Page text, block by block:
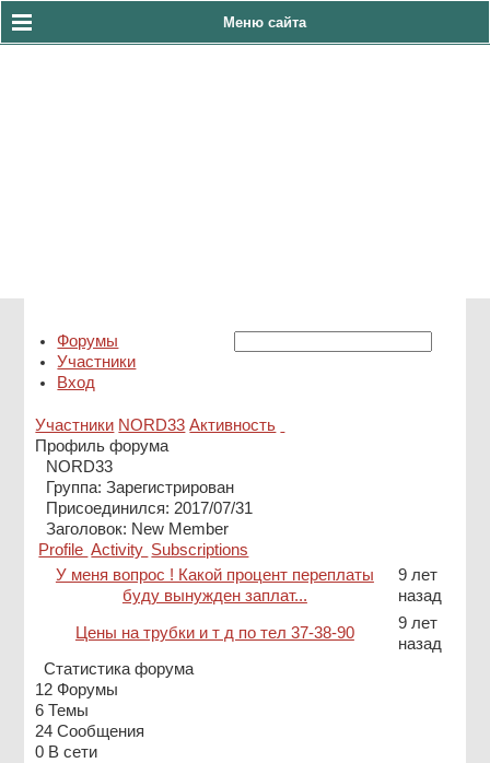
Меню сайта
Форумы
Участники
Вход
Участники NORD33 Активность
Профиль форума
NORD33
Группа: Зарегистрирован
Присоединился: 2017/07/31
Заголовок: New Member
Profile Activity Subscriptions
У меня вопрос ! Какой процент переплаты
буду вынужден заплат...
9 лет
назад
Цены на трубки и т д по тел 37-38-90
9 лет
назад
Статистика форума
12 Форумы
6 Темы
24 Сообщения
0 В сети